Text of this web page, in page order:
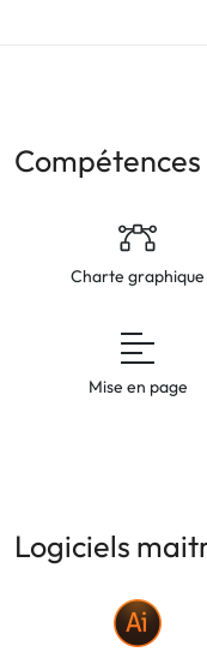
Charte graphique
Mise en page
Logiciels